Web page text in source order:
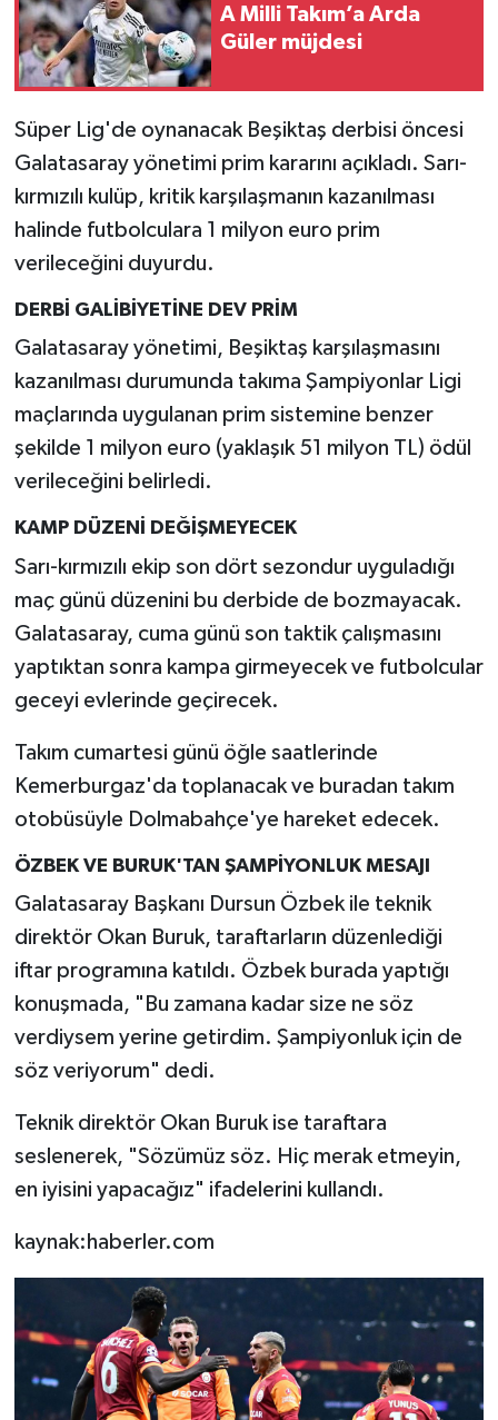
A Milli Takım’a Arda
Güler müjdesi
Süper Lig'de oynanacak Beşiktaş derbisi öncesi
Galatasaray yönetimi prim kararını açıkladı. Sarı-
kırmızılı kulüp, kritik karşılaşmanın kazanılması
halinde futbolculara 1 milyon euro prim
verileceğini duyurdu.
DERBİ GALİBİYETİNE DEV PRİM
Galatasaray yönetimi, Beşiktaş karşılaşmasını
kazanılması durumunda takıma Şampiyonlar Ligi
maçlarında uygulanan prim sistemine benzer
şekilde 1 milyon euro (yaklaşık 51 milyon TL) ödül
verileceğini belirledi.
KAMP DÜZENİ DEĞİŞMEYECEK
Sarı-kırmızılı ekip son dört sezondur uyguladığı
maç günü düzenini bu derbide de bozmayacak.
Galatasaray, cuma günü son taktik çalışmasını
yaptıktan sonra kampa girmeyecek ve futbolcular
geceyi evlerinde geçirecek.
Takım cumartesi günü öğle saatlerinde
Kemerburgaz'da toplanacak ve buradan takım
otobüsüyle Dolmabahçe'ye hareket edecek.
ÖZBEK VE BURUK'TAN ŞAMPİYONLUK MESAJI
Galatasaray Başkanı Dursun Özbek ile teknik
direktör Okan Buruk, taraftarların düzenlediği
iftar programına katıldı. Özbek burada yaptığı
konuşmada, "Bu zamana kadar size ne söz
verdiysem yerine getirdim. Şampiyonluk için de
söz veriyorum" dedi.
Teknik direktör Okan Buruk ise taraftara
seslenerek, "Sözümüz söz. Hiç merak etmeyin,
en iyisini yapacağız" ifadelerini kullandı.
kaynak:haberler.com